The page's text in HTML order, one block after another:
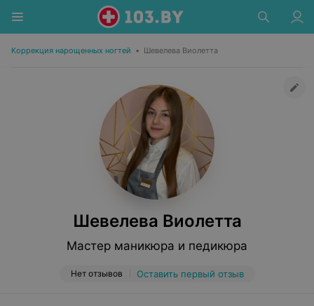
Коррекция нарощенных ногтей • Шевелева Виолетта
Шевелева Виолетта
Мастер маникюра и педикюра
Нет отзывов Оставить первый отзыв